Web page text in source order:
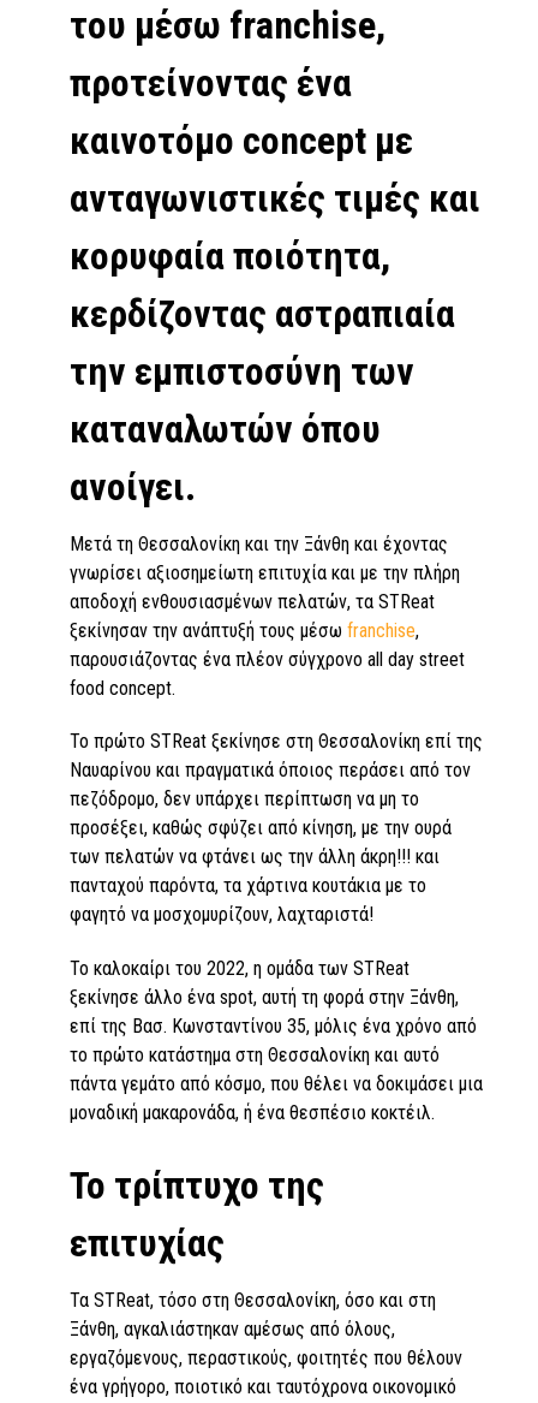
του μέσω franchise,
προτείνοντας ένα
καινοτόμο concept με
ανταγωνιστικές τιμές και
κορυφαία ποιότητα,
κερδίζοντας αστραπιαία
την εμπιστοσύνη των
καταναλωτών όπου
ανοίγει.
Μετά τη Θεσσαλονίκη και την Ξάνθη και έχοντας
γνωρίσει αξιοσημείωτη επιτυχία και με την πλήρη
αποδοχή ενθουσιασμένων πελατών, τα STReat
ξεκίνησαν την ανάπτυξή τους μέσω franchise,
παρουσιάζοντας ένα πλέον σύγχρονο all day street
food concept.
Το πρώτο STReat ξεκίνησε στη Θεσσαλονίκη επί της
Ναυαρίνου και πραγματικά όποιος περάσει από τον
πεζόδρομο, δεν υπάρχει περίπτωση να μη το
προσέξει, καθώς σφύζει από κίνηση, με την ουρά
των πελατών να φτάνει ως την άλλη άκρη!!! και
πανταχού παρόντα, τα χάρτινα κουτάκια με το
φαγητό να μοσχομυρίζουν, λαχταριστά!
Το καλοκαίρι του 2022, η ομάδα των STReat
ξεκίνησε άλλο ένα spot, αυτή τη φορά στην Ξάνθη,
επί της Βασ. Κωνσταντίνου 35, μόλις ένα χρόνο από
το πρώτο κατάστημα στη Θεσσαλονίκη και αυτό
πάντα γεμάτο από κόσμο, που θέλει να δοκιμάσει μια
μοναδική μακαρονάδα, ή ένα θεσπέσιο κοκτέιλ.
Το τρίπτυχο της
επιτυχίας
Τα STReat, τόσο στη Θεσσαλονίκη, όσο και στη
Ξάνθη, αγκαλιάστηκαν αμέσως από όλους,
εργαζόμενους, περαστικούς, φοιτητές που θέλουν
ένα γρήγορο, ποιοτικό και ταυτόχρονα οικονομικό